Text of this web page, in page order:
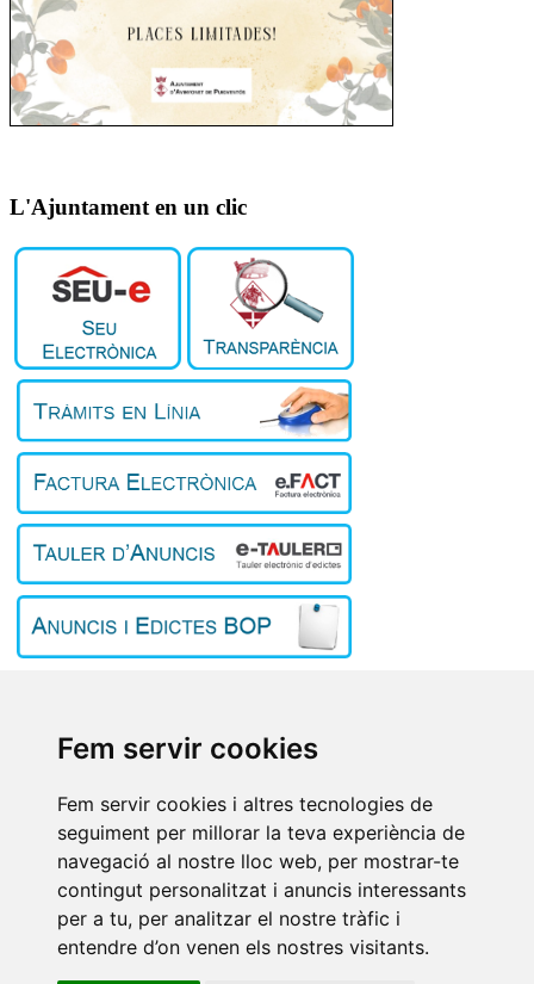
Fem servir cookies
Fem servir cookies i altres tecnologies de
seguiment per millorar la teva experiència de
navegació al nostre lloc web, per mostrar-te
contingut personalitzat i anuncis interessants
per a tu, per analitzar el nostre tràfic i
entendre d’on venen els nostres visitants.
L'Ajuntament en un clic
L'Ajuntament
Turisme
Contacte
Avís Legal/Política de privacitat /Política de cookies/Preferències
de cookies/Registre d’Activitats de Tractament
Ajuntament, 4. Avinyonet de Puigventós (ALT EMPORDÀ)
972 547 069